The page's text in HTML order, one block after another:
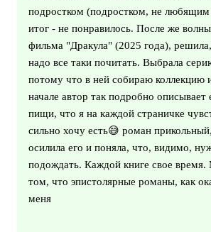
подростком (подростком, не любящим
итог - не понравилось. После же
фильма "Дракула" (2025 года),
надо все таки почитать. Выбрала
потому что в ней собираю коллекцию
начале автор так подробно
пищи, что я на каждой страничке
сильно хочу есть😅 роман
осилила его и поняла, что, видимо,
подождать. Каждой книге свое время.
том, что эпистолярные романы, как
меня